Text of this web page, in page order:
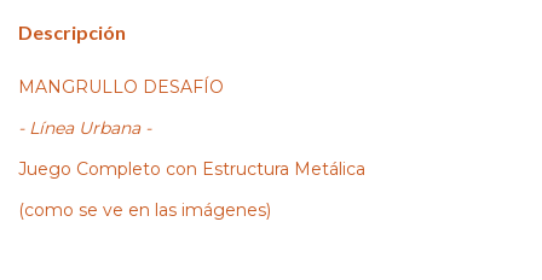
Descripción
MANGRULLO DESAFÍO
- Línea Urbana -
Juego Completo con Estructura Metálica
(como se ve en las imágenes)